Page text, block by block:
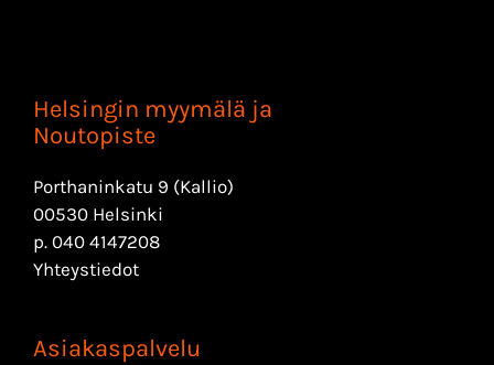
Helsingin myymälä ja
Noutopiste
Porthaninkatu 9 (Kallio)
00530 Helsinki
p. 040 4147208
Yhteystiedot
Asiakaspalvelu